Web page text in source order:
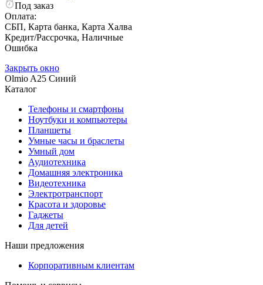
Под заказ
Оплата:
СБП, Карта банка, Карта Халва
Кредит/Рассрочка, Наличные
Ошибка
Закрыть окно
Olmio A25 Синий
Каталог
Телефоны и смартфоны
Ноутбуки и компьютеры
Планшеты
Умные часы и браслеты
Умный дом
Аудиотехника
Домашняя электроника
Видеотехника
Электротранспорт
Красота и здоровье
Гаджеты
Для детей
Наши предложения
Корпоративным клиентам